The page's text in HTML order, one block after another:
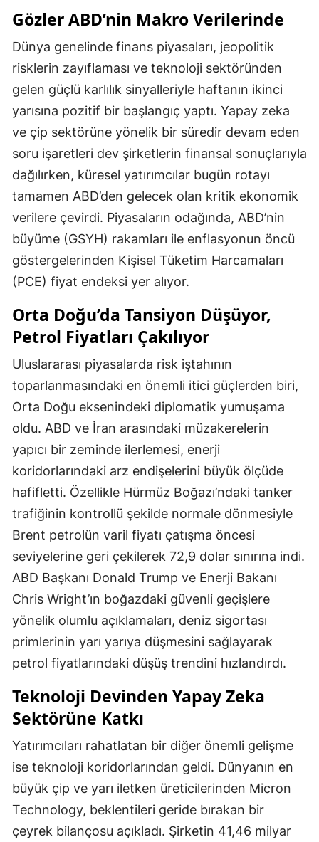
Gözler ABD’nin Makro Verilerinde
Dünya genelinde finans piyasaları, jeopolitik
risklerin zayıflaması ve teknoloji sektöründen
gelen güçlü karlılık sinyalleriyle haftanın ikinci
yarısına pozitif bir başlangıç yaptı. Yapay zeka
ve çip sektörüne yönelik bir süredir devam eden
soru işaretleri dev şirketlerin finansal sonuçlarıyla
dağılırken, küresel yatırımcılar bugün rotayı
tamamen ABD’den gelecek olan kritik ekonomik
verilere çevirdi. Piyasaların odağında, ABD’nin
büyüme (GSYH) rakamları ile enflasyonun öncü
göstergelerinden Kişisel Tüketim Harcamaları
(PCE) fiyat endeksi yer alıyor.
Orta Doğu’da Tansiyon Düşüyor,
Petrol Fiyatları Çakılıyor
Uluslararası piyasalarda risk iştahının
toparlanmasındaki en önemli itici güçlerden biri,
Orta Doğu eksenindeki diplomatik yumuşama
oldu. ABD ve İran arasındaki müzakerelerin
yapıcı bir zeminde ilerlemesi, enerji
koridorlarındaki arz endişelerini büyük ölçüde
hafifletti. Özellikle Hürmüz Boğazı’ndaki tanker
trafiğinin kontrollü şekilde normale dönmesiyle
Brent petrolün varil fiyatı çatışma öncesi
seviyelerine geri çekilerek 72,9 dolar sınırına indi.
ABD Başkanı Donald Trump ve Enerji Bakanı
Chris Wright’ın boğazdaki güvenli geçişlere
yönelik olumlu açıklamaları, deniz sigortası
primlerinin yarı yarıya düşmesini sağlayarak
petrol fiyatlarındaki düşüş trendini hızlandırdı.
Teknoloji Devinden Yapay Zeka
Sektörüne Katkı
Yatırımcıları rahatlatan bir diğer önemli gelişme
ise teknoloji koridorlarından geldi. Dünyanın en
büyük çip ve yarı iletken üreticilerinden Micron
Technology, beklentileri geride bırakan bir
çeyrek bilançosu açıkladı. Şirketin 41,46 milyar